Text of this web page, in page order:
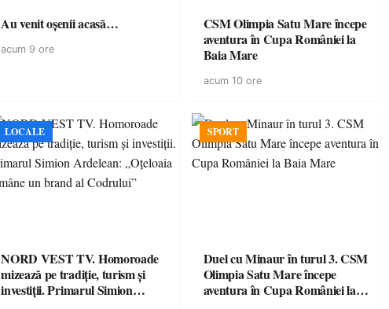
Au venit oșenii acasă…
acum 9 ore
CSM Olimpia Satu Mare începe
aventura în Cupa României la
Baia Mare
acum 10 ore
LOCALE
NORD VEST TV. Homoroade
mizează pe tradiție, turism și
investiții. Primarul Simion
SPORT
Duel cu Minaur în turul 3. CSM
Olimpia Satu Mare începe
aventura în Cupa României la